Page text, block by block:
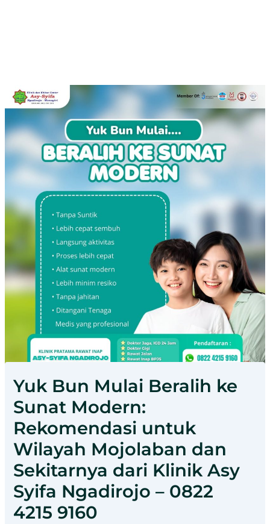
Yuk Bun Mulai Beralih ke
Sunat Modern:
Rekomendasi untuk
Wilayah Mojolaban dan
Sekitarnya dari Klinik Asy
Syifa Ngadirojo – 0822
4215 9160